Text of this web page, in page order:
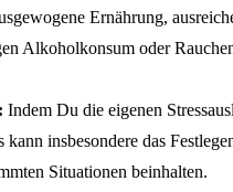
Ernährung,
Alkoholkonsum oder
Indem Du die eigenen
insbesondere das
Situationen beinhalten.